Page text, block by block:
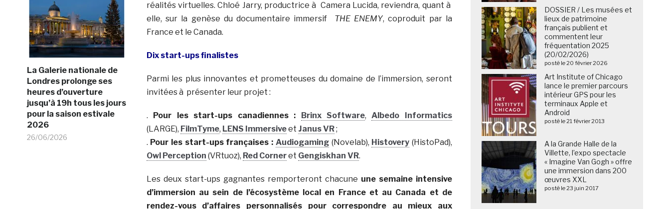
La Galerie nationale de
Londres prolonge ses
heures d’ouverture
jusqu’à 19h tous les jours
pour la saison estivale
2026
26/06/2026
réalités virtuelles. Chloé Jarry, productrice à Camera Lucida, reviendra, quant à
elle, sur la genèse du documentaire immersif THE ENEMY, coproduit par la
France et le Canada.
Dix start-ups finalistes
Parmi les plus innovantes et prometteuses du domaine de l’immersion, seront
invitées à présenter leur projet :
. Pour les start-ups canadiennes : Brinx Software,Albedo Informatics
(LARGE), FilmTyme, LENS Immersiveet Janus VR;
. Pour les start-ups françaises : Audiogaming(Novelab), Histovery (HistoPad),
Owl Perception (VRtuoz), Red Corneret Gengiskhan VR.
Les deux start-ups gagnantes remporteront chacune une semaine intensive
d’immersion au sein de l’écosystème local en France et au Canada et de
rendez-vous d’affaires personnalisés pour correspondre au mieux aux
DOSSIER / Les musées et
lieux de patrimoine
français publient et
commentent leur
fréquentation 2025
(20/02/2026)
posté le 20 février 2026
Art Institute of Chicago
lance le premier parcours
intérieur GPS pour les
terminaux Apple et
Android
posté le 21 février 2013
A la Grande Halle de la
Villette, l’expo spectacle
« Imagine Van Gogh » offre
une immersion dans 200
œuvres XXL
posté le 23 juin 2017